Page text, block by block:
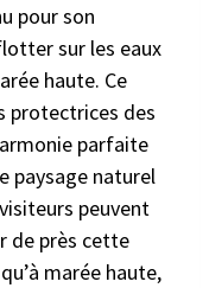
pour son
sur les eaux
haute. Ce
protectrices des
parfaite
paysage naturel
peuvent
de près cette
marée haute,